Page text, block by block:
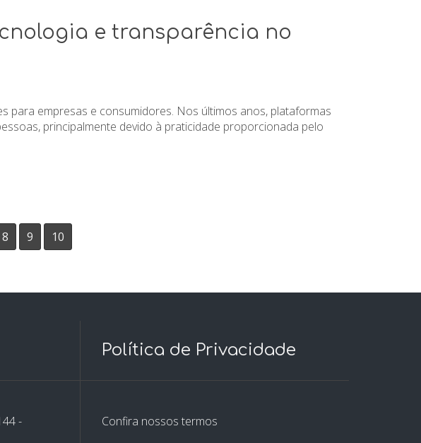
e transparência no
para empresas e consumidores. Nos últimos anos, plataformas
principalmente devido à praticidade proporcionada pelo
8 9 10
-
Política de Privacidade
Confira nossos termos